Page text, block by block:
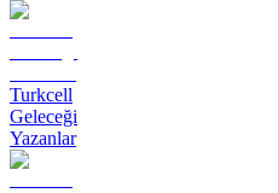
Turkcell
Geleceği
Yazanlar